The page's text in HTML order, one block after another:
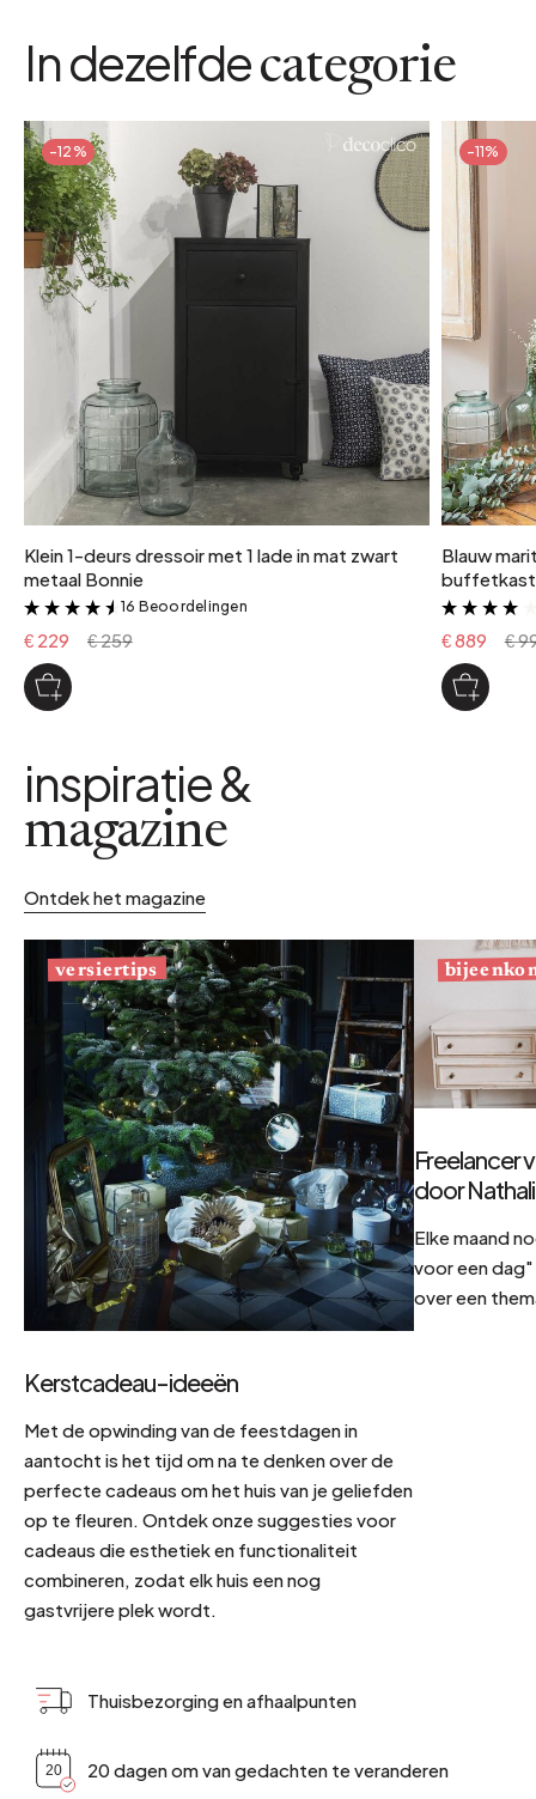
In dezelfdecategorie
-12%
Klein 1-deurs dressoir met 1 lade in mat zwart
metaal Bonnie
&
16 Beoordelingen
€ 229 € 259
-11%
Blauw
buffetkast
€ 889 €
inspiratie &
magazine
Ontdek het magazine
versiertips
Kerstcadeau-ideeën
Met de opwinding van de feestdagen in
aantocht is het tijd om na te denken over de
perfecte cadeaus om het huis van je geliefden
op te fleuren. Ontdek onze suggesties voor
cadeaus die esthetiek en functionaliteit
combineren, zodat elk huis een nog
gastvrijere plek wordt.
Freelancer
door
Elke maand
voor een
over een
Thuisbezorging en afhaalpunten
20 dagen om van gedachten te veranderen